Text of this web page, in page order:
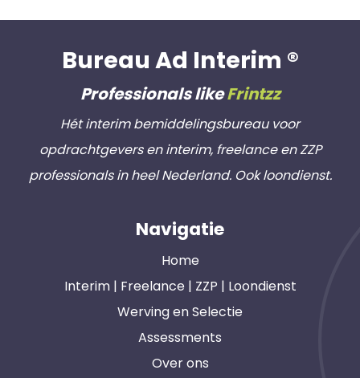
Bureau Ad Interim ®
Professionals likeFrintzz
Hét interim bemiddelingsbureau voor
opdrachtgevers en interim, freelance en ZZP
professionals in heel Nederland. Ook loondienst.
Navigatie
Home
Interim | Freelance | ZZP | Loondienst
Werving en Selectie
Assessments
Over ons